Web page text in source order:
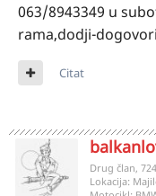
063/8943349 u
rama,dodji-
Citat
Drug član,
Lokacija: